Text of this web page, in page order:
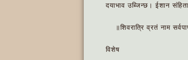
दयाभाव उब्जिन्छ। ईशान
॥शिवरात्रि व्रतं नाम
विशेष